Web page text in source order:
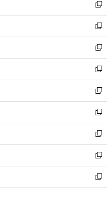
ィ
ン
ド
ウ
で
開
く
い
ウ
ィ
ン
ド
ウ
で
開
く
新
し
い
ウ
ィ
ン
ド
ウ
で
開
く
新
し
い
ウ
ィ
ン
ド
ウ
で
開
く
新
し
い
ウ
ィ
ン
ド
ウ
で
開
く
新
し
い
ウ
ィ
ン
ド
ウ
で
開
く
新
し
い
ウ
ィ
ン
ド
ウ
で
開
新
し
い
ウ
ィ
ン
ド
ウ
新
し
い
ウ
ィ
ン
新
し
い
ウ
新
し